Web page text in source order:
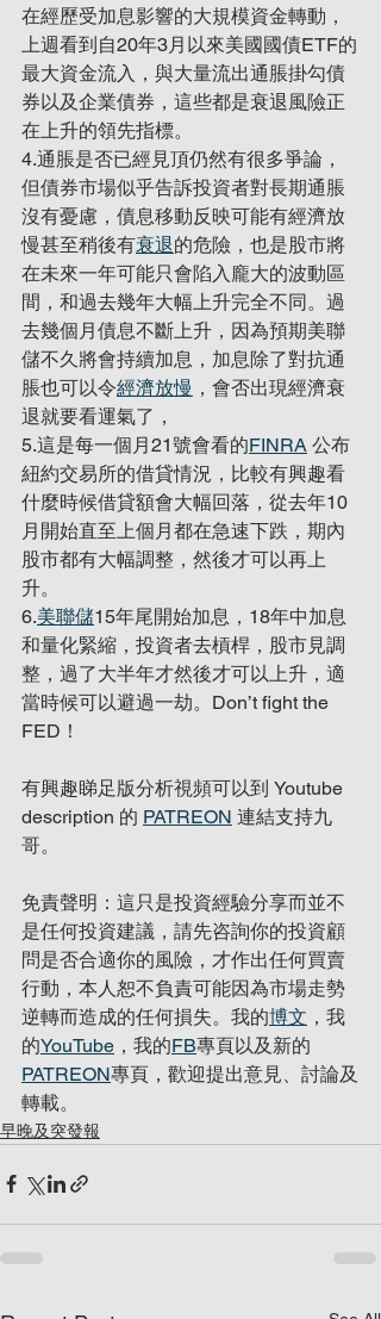
在經歷受加息影響的大規模資金轉動，
上週看到自20年3月以來美國國債ETF的
最大資金流入，與大量流出通脹掛勾債
券以及企業債券，這些都是衰退風險正
在上升的領先指標。
4.通脹是否已經見頂仍然有很多爭論，
但債券市場似乎告訴投資者對長期通脹
沒有憂慮，債息移動反映可能有經濟放
慢甚至稍後有衰退的危險，也是股市將
在未來一年可能只會陷入龐大的波動區
間，和過去幾年大幅上升完全不同。過
去幾個月債息不斷上升，因為預期美聯
儲不久將會持續加息，加息除了對抗通
脹也可以令經濟放慢 ，會否出現經濟衰
退就要看運氣了，
5.這是每一個月21號會看的FINRA 公布
紐約交易所的借貸情況，比較有興趣看
什麼時候借貸額會大幅回落，從去年10
月開始直至上個月都在急速下跌，期內
股市都有大幅調整，然後才可以再上
升。
6.美聯儲15年尾開始加息，18年中加息
和量化緊縮，投資者去槓桿，股市見調
整，過了大半年才然後才可以上升，適
當時候可以避過一劫。Don’t fight the
FED！
有興趣睇足版分析視頻可以到 Youtube
description 的 PATREON 連結支持九
哥。
免責聲明：這只是投資經驗分享而並不
是任何投資建議，請先咨詢你的投資顧
問是否合適你的風險，才作出任何買賣
行動，本人恕不負責可能因為市場走勢
逆轉而造成的任何損失。我的博文 ，我
的YouTube ，我的FB專頁以及新的
PATREON專頁，歡迎提出意見、討論及
轉載。
早晚及突發報